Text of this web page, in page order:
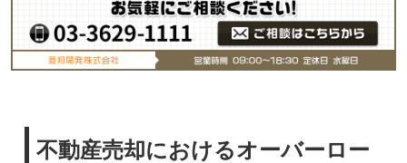
不動産売却におけるオーバーロー